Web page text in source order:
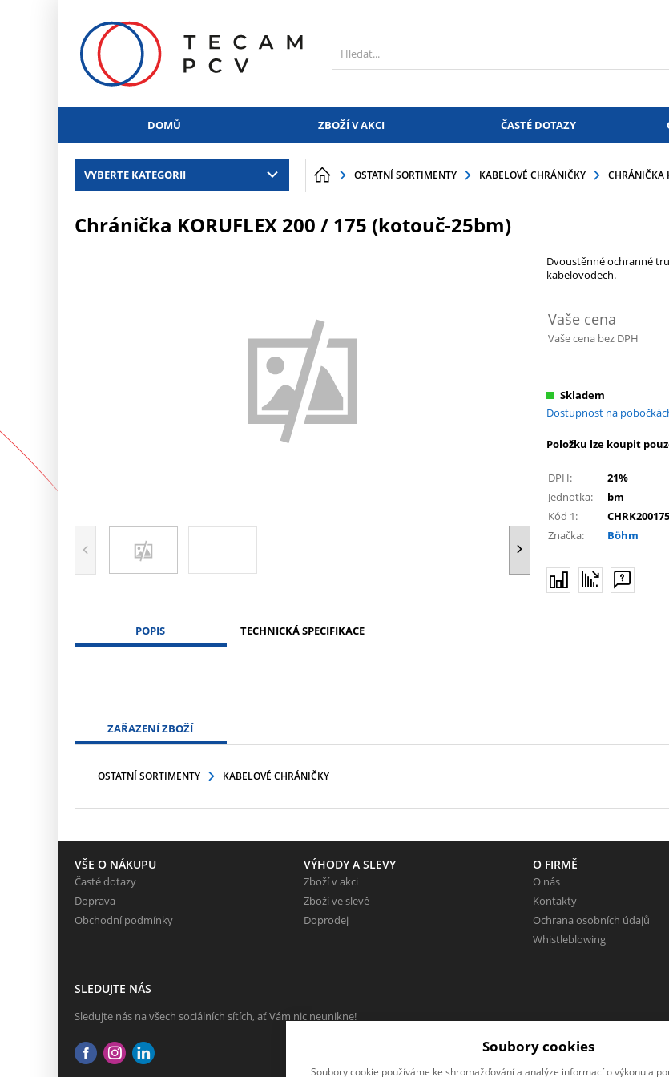
DOMŮ ZBOŽÍ V AKCI ČASTÉ DOTAZY
VYBERTE KATEGORII OSTATNÍ SORTIMENTY KABELOVÉ CHRÁNIČKY CHRÁNIČKA
Chránička KORUFLEX 200 / 175 (kotouč-25bm)
Dvoustěnné ochranné
kabelovodech.
Vaše cena
Vaše cena bez DPH
Skladem
Dostupnost na
Položku lze koupit
DPH:
21%
Jednotka:
bm
Kód 1:
Značka:
Böhm
POPIS TECHNICKÁ SPECIFIKACE
ZAŘAZENÍ ZBOŽÍ
OSTATNÍ SORTIMENTY KABELOVÉ CHRÁNIČKY
VŠE O NÁKUPU
Časté dotazy
Doprava
Obchodní podmínky
VÝHODY A SLEVY
Zboží v akci
Zboží ve slevě
Doprodej
O FIRMĚ
O nás
Kontakty
Ochrana osobních údajů
Whistleblowing
SLEDUJTE NÁS
Sledujte nás na všech sociálních sítích, ať Vám nic neunikne!
Soubory cookies
Soubory cookie používáme ke shromažďování a analýze informací o výkonu a